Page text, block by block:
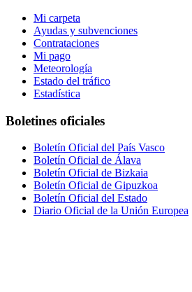
Mi carpeta
Ayudas y subvenciones
Contrataciones
Mi pago
Meteorología
Estado del tráfico
Estadística
Boletines oficiales
Boletín Oficial del País Vasco
Boletín Oficial de Álava
Boletín Oficial de Bizkaia
Boletín Oficial de Gipuzkoa
Boletín Oficial del Estado
Diario Oficial de la Unión Europea